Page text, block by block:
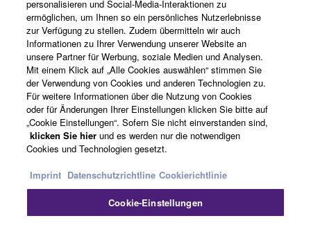
Über Yamaha
Deutschland - German
Business
personalisieren und Social-Media-Interaktionen zu
ermöglichen, um Ihnen so ein persönliches Nutzerlebnisse
zur Verfügung zu stellen. Zudem übermitteln wir auch
Informationen zu Ihrer Verwendung unserer Website an
unsere Partner für Werbung, soziale Medien und Analysen.
Mit einem Klick auf „Alle Cookies auswählen“ stimmen Sie
der Verwendung von Cookies und anderen Technologien zu.
Für weitere Informationen über die Nutzung von Cookies
oder für Änderungen Ihrer Einstellungen klicken Sie bitte auf
„Cookie Einstellungen“. Sofern Sie nicht einverstanden sind,
klicken Sie hier und es werden nur die notwendigen
Cookies und Technologien gesetzt.
Imprint Datenschutzrichtline Cookierichtlinie
Cookie-Einstellungen